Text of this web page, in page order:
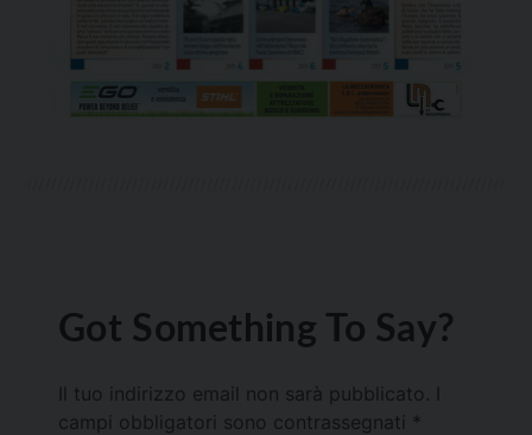
Got Something To Say?
Il tuo indirizzo email non sarà pubblicato.
campi obbligatori sono contrassegnati *